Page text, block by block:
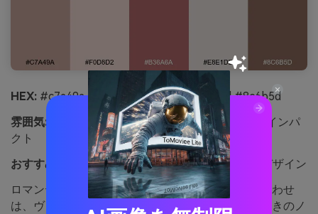
HEX: #c7a49a #f0d8d2 #b36a6a #e8e1dd #8c6b5d
雰囲気:
ロマンティック、ヴィンテージ、穏やかにインパ
クト
おすすめ用途:
ウェディング招待状やRSVPカードデザイン
ロマンティックなココアとダスティローズの組み合わせ
は、ヴィンテージシルクやキャンドルライト、手書きのノ